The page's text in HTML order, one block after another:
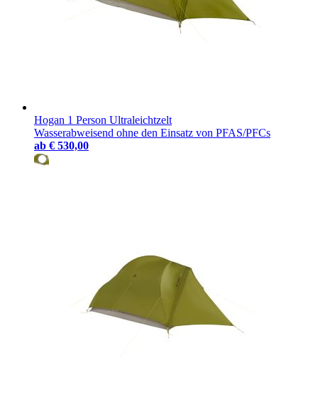
Hogan 1 Person Ultraleichtzelt
Wasserabweisend ohne den Einsatz von PFAS/PFCs
ab € 530,00